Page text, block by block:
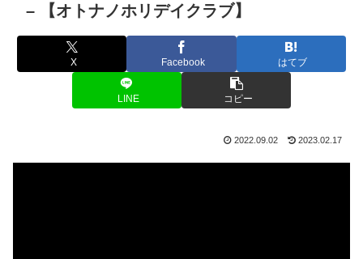
– 【オトナノホリデイクラブ】
X Facebook はてブ
LINE コピー
2022.09.02 2023.02.17